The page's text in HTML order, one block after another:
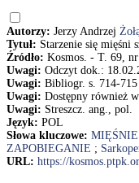
Autorzy: Jerzy Andrzej
Tytuł: Starzenie się mięśni
Źródło: Kosmos. - T. 69,
Uwagi: Odczyt dok.:
Uwagi: Bibliogr. s. 714-715
Uwagi: Dostępny również
Uwagi: Streszcz. ang., pol.
Język: POL
Słowa kluczowe: MIĘŚNIE
ZAPOBIEGANIE ;
URL: https://